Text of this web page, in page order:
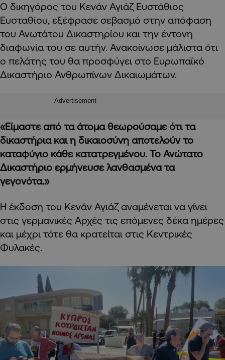
Ο δικηγόρος του Κενάν Αγιάζ Ευστάθιος
Ευσταθίου, εξέφρασε σεβασμό στην απόφαση
του Ανωτάτου Δικαστηρίου και την έντονη
διαφωνία του σε αυτήν. Ανακοίνωσε μάλιστα ότι
ο πελάτης του θα προσφύγει στο Ευρωπαϊκό
Δικαστήριο Ανθρωπίνων Δικαιωμάτων.
Advertisement
«Είμαστε από τα άτομα θεωρούσαμε ότι τα
δικαστήρια και η δικαιοσύνη αποτελούν το
καταφύγιο κάθε κατατρεγμένου. Το Ανώτατο
Δικαστήριο ερμήνευσε λανθασμένα τα
γεγονότα.»
Η έκδοση του Κενάν Αγιάζ αναμένεται να γίνει
στις γερμανικές Αρχές τις επόμενες δέκα ημέρες
και μέχρι τότε θα κρατείται στις Κεντρικές
Φυλακές.